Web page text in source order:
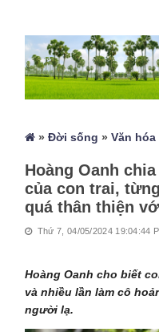
»Đời sống »Văn
Hoàng Oanh
của con trai,
quá thân thiện
Thứ 7, 04/05/2024 19:04:44
Hoàng Oanh cho biết
và nhiều lần làm cô
người lạ.